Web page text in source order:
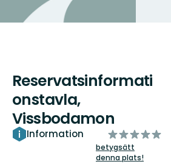
Reservatsinformati
onstavla,
Vissbodamon
Information
av
5
stjärnor
betygsätt
denna plats!